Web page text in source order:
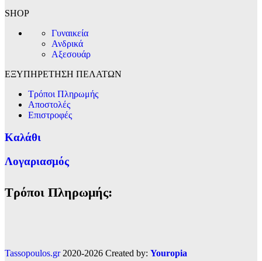
SHOP
Γυναικεία
Ανδρικά
Αξεσουάρ
ΕΞΥΠΗΡΕΤΗΣΗ ΠΕΛΑΤΩΝ
Τρόποι Πληρωμής
Αποστολές
Επιστροφές
Καλάθι
Λογαριασμός
Τρόποι Πληρωμής:
Tassopoulos.gr2020-2026 Created by: Youropia